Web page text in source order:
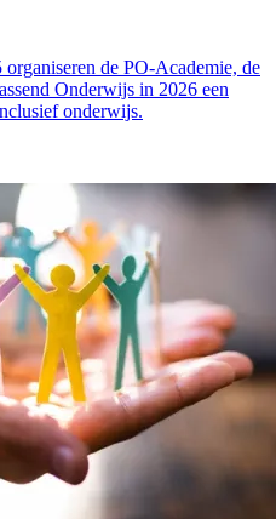
de PO-Academie, de
Onderwijs in 2026 een
onderwijs.